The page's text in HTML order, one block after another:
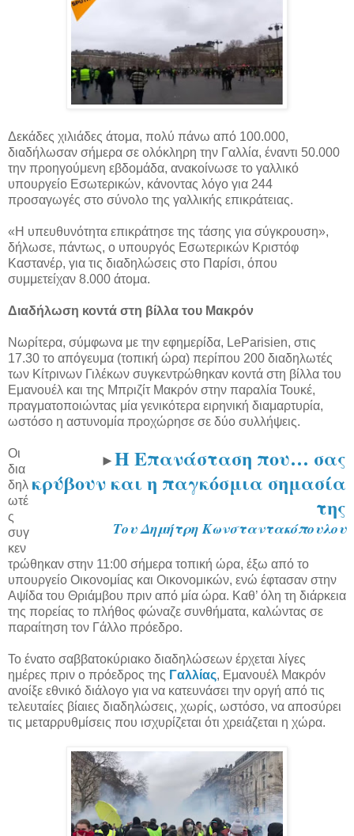
Δεκάδες χιλιάδες άτομα, πολύ πάνω από 100.000,
διαδήλωσαν σήμερα σε ολόκληρη την Γαλλία, έναντι 50.000
την προηγούμενη εβδομάδα, ανακοίνωσε το γαλλικό
υπουργείο Εσωτερικών, κάνοντας λόγο για 244
προσαγωγές στο σύνολο της γαλλικής επικράτειας.
«Η υπευθυνότητα επικράτησε της τάσης για σύγκρουση»,
δήλωσε, πάντως, ο υπουργός Εσωτερικών Κριστόφ
Καστανέρ, για τις διαδηλώσεις στο Παρίσι, όπου
συμμετείχαν 8.000 άτομα.
Διαδήλωση κοντά στη βίλλα του Μακρόν
Νωρίτερα, σύμφωνα με την εφημερίδα, LeParisien, στις
17.30 το απόγευμα (τοπική ώρα) περίπου 200 διαδηλωτές
των Κίτρινων Γιλέκων συγκεντρώθηκαν κοντά στη βίλλα του
Εμανουέλ και της Μπριζίτ Μακρόν στην παραλία Τουκέ,
πραγματοποιώντας μία γενικότερα ειρηνική διαμαρτυρία,
ωστόσο η αστυνομία προχώρησε σε δύο συλλήψεις.
►Η Επανάσταση που… σας
κρύβουν και η παγκόσμια σημασία
της
Του Δημήτρη Κωνσταντακόπουλου
Οι
δια
δηλ
ωτέ
ς
συγ
κεν
τρώθηκαν στην 11:00 σήμερα τοπική ώρα, έξω από το
υπουργείο Οικονομίας και Οικονομικών, ενώ έφτασαν στην
Αψίδα του Θριάμβου πριν από μία ώρα. Καθ’ όλη τη διάρκεια
της πορείας το πλήθος φώναζε συνθήματα, καλώντας σε
παραίτηση τον Γάλλο πρόεδρο.
Το ένατο σαββατοκύριακο διαδηλώσεων έρχεται λίγες
ημέρες πριν ο πρόεδρος της Γαλλίας, Εμανουέλ Μακρόν
ανοίξε εθνικό διάλογο για να κατευνάσει την οργή από τις
τελευταίες βίαιες διαδηλώσεις, χωρίς, ωστόσο, να αποσύρει
τις μεταρρυθμίσεις που ισχυρίζεται ότι χρειάζεται η χώρα.